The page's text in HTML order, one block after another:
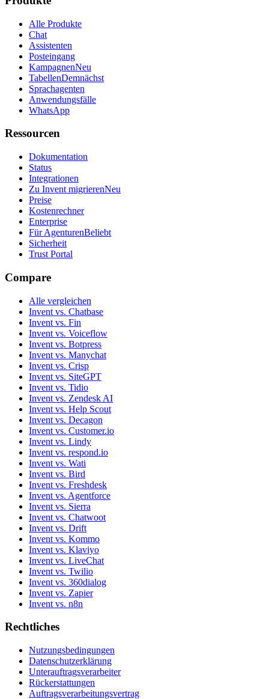
Alle Produkte
Chat
Assistenten
Posteingang
KampagnenNeu
TabellenDemnächst
Sprachagenten
Anwendungsfälle
WhatsApp
Ressourcen
Dokumentation
Status
Integrationen
Zu Invent migrierenNeu
Preise
Kostenrechner
Enterprise
Für AgenturenBeliebt
Sicherheit
Trust Portal
Compare
Alle vergleichen
Invent vs. Chatbase
Invent vs. Fin
Invent vs. Voiceflow
Invent vs. Botpress
Invent vs. Manychat
Invent vs. Crisp
Invent vs. SiteGPT
Invent vs. Tidio
Invent vs. Zendesk AI
Invent vs. Help Scout
Invent vs. Decagon
Invent vs. Customer.io
Invent vs. Lindy
Invent vs. respond.io
Invent vs. Wati
Invent vs. Bird
Invent vs. Freshdesk
Invent vs. Agentforce
Invent vs. Sierra
Invent vs. Chatwoot
Invent vs. Drift
Invent vs. Kommo
Invent vs. Klaviyo
Invent vs. LiveChat
Invent vs. Twilio
Invent vs. 360dialog
Invent vs. Zapier
Invent vs. n8n
Rechtliches
Nutzungsbedingungen
Datenschutzerklärung
Unterauftragsverarbeiter
Rückerstattungen
Auftragsverarbeitungsvertrag